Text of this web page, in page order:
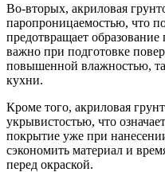
Во-вторых, акриловая
паропроницаемостью, что
предотвращает
важно при подготовке
повышенной влажностью,
кухни.
Кроме того, акриловая
укрывистостью, что
покрытие уже при
сэкономить материал и
перед окраской.